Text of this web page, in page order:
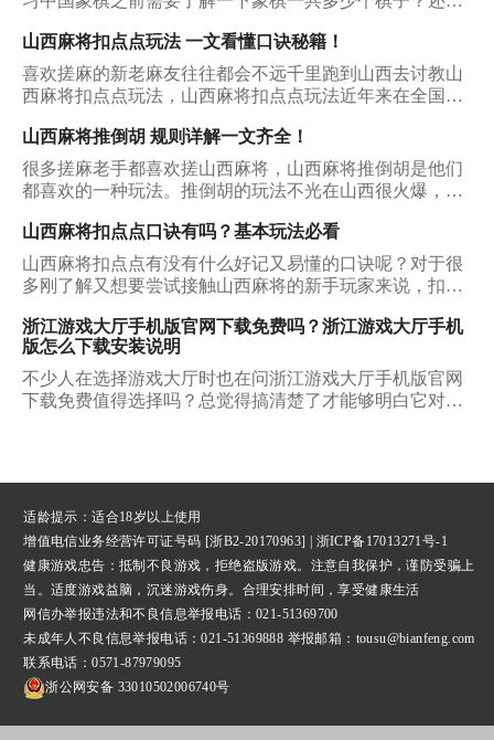
得不错的成绩，把中国象棋学习的比较好一些。
山西麻将扣点点玩法 一文看懂口诀秘籍！
喜欢搓麻的新老麻友往往都会不远千里跑到山西去讨教山
西麻将扣点点玩法，山西麻将扣点点玩法近年来在全国的
的伙伴们，几乎都接触过山西麻将的玩法。不过对于很多
新麻友来说，山西麻将扣点点玩法仍然是一个陌生的世
界，今天小编就来为大家揭开这个神秘世界的面纱吧！
山西麻将推倒胡 规则详解一文齐全！
很多搓麻老手都喜欢搓山西麻将，山西麻将推倒胡是他们
都喜欢的一种玩法。推倒胡的玩法不光在山西很火爆，它
有怎样一番天地呢，对于玩熟了普通麻将的朋友来说，初
玩山西麻将需要注意什么？我们该在哪些平台获取它的下
载资源呢？下面小编就为大家一一介绍。
山西麻将扣点点口诀有吗？基本玩法必看
山西麻将扣点点有没有什么好记又易懂的口诀呢？对于很
多刚了解又想要尝试接触山西麻将的新手玩家来说，扣点
还毫无头绪，那也无需焦虑，今天我们一起把山西麻将扣
点点口诀摸个透吧。
浙江游戏大厅手机版官网下载免费吗？浙江游戏大厅手机
版怎么下载安装说明
不少人在选择游戏大厅时也在问浙江游戏大厅手机版官网
下载免费值得选择吗？总觉得搞清楚了才能够明白它对于
适龄提示：适合18岁以上使用
增值电信业务经营许可证号码 [浙B2-20170963] | 浙ICP备17013271号-1
健康游戏忠告：抵制不良游戏，拒绝盗版游戏。注意自我保护，谨防受骗上
当。适度游戏益脑，沉迷游戏伤身。合理安排时间，享受健康生活
网信办举报违法和不良信息举报 电话：021-51369700
未成年人不良信息举报电话：021-51369888 举报邮箱：tousu@bianfeng.com
联系电话：0571-87979095
浙公网安备 33010502006740号